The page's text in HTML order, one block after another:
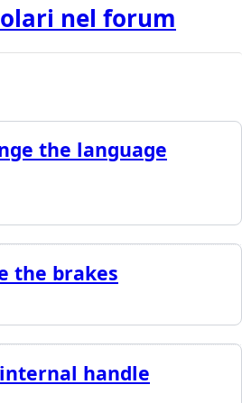
nel forum
the language
the brakes
handle